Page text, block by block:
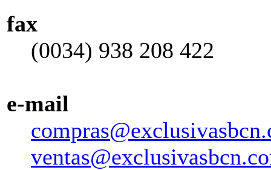
fax
(0034) 938 208 422
e-mail